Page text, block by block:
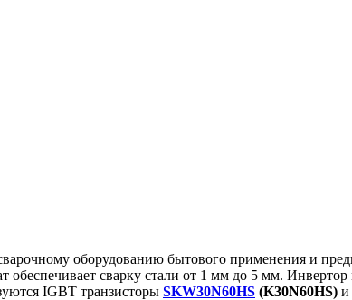
оборудованию бытового применения и
сварку стали от 1 мм до 5 мм.
IGBT транзисторы SKW30N60HS (K30N60HS) и